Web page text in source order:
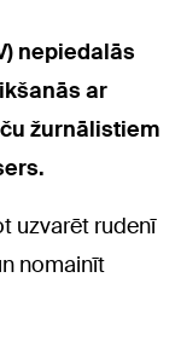
nepiedalās
ar
žurnālistiem
uzvarēt rudenī
nomainīt